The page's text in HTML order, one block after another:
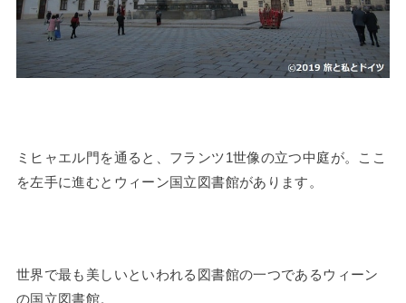
ミヒャエル門を通ると、フランツ1世像の立つ中庭が。ここ
を左手に進むとウィーン国立図書館があります。
世界で最も美しいといわれる図書館の一つであるウィーン
の国立図書館。